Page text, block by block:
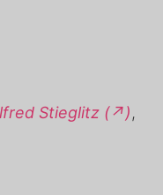
Stieglitz (↗),